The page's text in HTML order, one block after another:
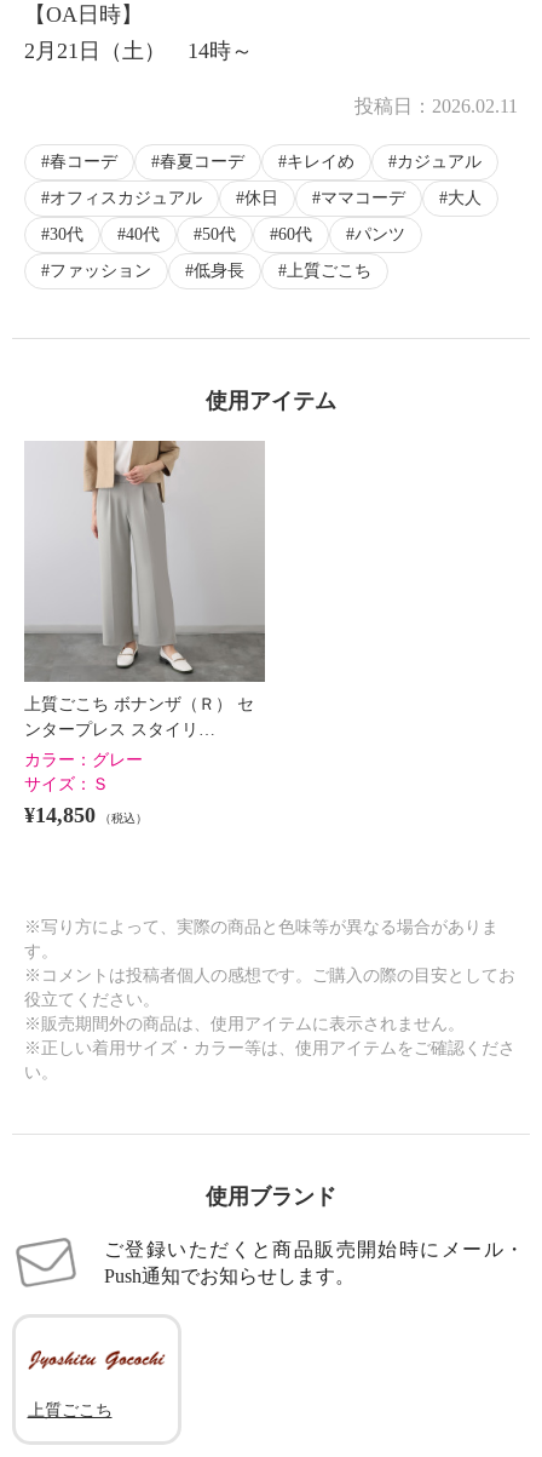
【OA日時】
2月21日（土） 14時～
投稿日： 2026.02.11
春コーデ 春夏コーデ キレイめ
カジュアル
オフィスカジュアル
休日 ママコーデ
大人
30代
40代 50代 60代
パンツ
ファッション
低身長 上質ごこち
使用アイテム
上質ごこち ボナンザ（Ｒ） セ
ンタープレス スタイリ…
カラー： グレー
サイズ： Ｓ
¥14,850 （税込）
※写り方によって、実際の商品と色味等が異なる場合がありま
す。
※コメントは投稿者個人の感想です。ご購入の際の目安としてお
役立てください。
※販売期間外の商品は、使用アイテムに表示されません。
※正しい着用サイズ・カラー等は、使用アイテムをご確認くださ
い。
使用ブランド
ご登録いただくと商品販売開始時にメール・
Push通知でお知らせします。
上質ごこち